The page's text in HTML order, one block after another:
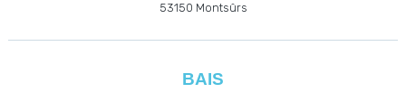
53150 Montsûrs
BAIS